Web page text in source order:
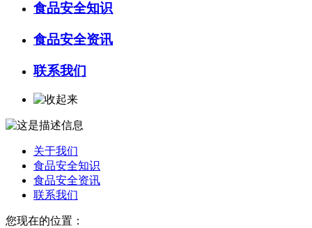
食品安全知识
食品安全资讯
联系我们
关于我们
食品安全知识
食品安全资讯
联系我们
您现在的位置：